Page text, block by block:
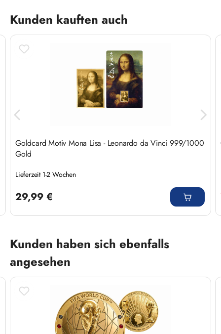
Produktgalerie überspringen
Kunden kauften auch
Goldcard Motiv Mona Lisa - Leonardo da Vinci 999/1000
Gold
Lieferzeit 1-2 Wochen
29,99 €
Produktgalerie überspringen
Kunden haben sich ebenfalls
angesehen